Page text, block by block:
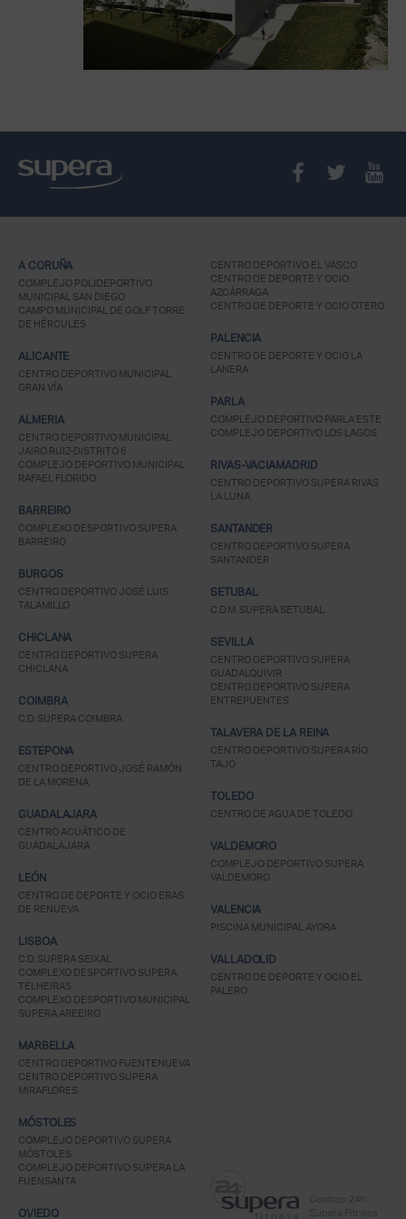
A CORUÑA
COMPLEJO POLIDEPORTIVO
MUNICIPAL SAN DIEGO
CAMPO MUNICIPAL DE GOLF TORRE
DE HÉRCULES
ALICANTE
CENTRO DEPORTIVO MUNICIPAL
GRAN VÍA
ALMERIA
CENTRO DEPORTIVO MUNICIPAL
JAIRO RUIZ-DISTRITO 6
COMPLEJO DEPORTIVO MUNICIPAL
RAFAEL FLORIDO
BARREIRO
COMPLEXO DESPORTIVO SUPERA
BARREIRO
BURGOS
CENTRO DEPORTIVO JOSÉ LUIS
TALAMILLO
CHICLANA
CENTRO DEPORTIVO SUPERA
CHICLANA
COIMBRA
C.D. SUPERA COIMBRA
ESTEPONA
CENTRO DEPORTIVO JOSÉ RAMÓN
DE LA MORENA
GUADALAJARA
CENTRO ACUÁTICO DE
GUADALAJARA
LEÓN
CENTRO DE DEPORTE Y OCIO ERAS
DE RENUEVA
LISBOA
C.D. SUPERA SEIXAL
COMPLEXO DESPORTIVO SUPERA
TELHEIRAS
COMPLEXO DESPORTIVO MUNICIPAL
SUPERA AREEIRO
MARBELLA
CENTRO DEPORTIVO FUENTENUEVA
CENTRO DEPORTIVO SUPERA
MIRAFLORES
MÓSTOLES
COMPLEJO DEPORTIVO SUPERA
MÓSTOLES
COMPLEJO DEPORTIVO SUPERA LA
FUENSANTA
OVIEDO
CENTRO DEPORTIVO EL VASCO
CENTRO DE DEPORTE Y OCIO
AZCÁRRAGA
CENTRO DE DEPORTE Y OCIO OTERO
PALENCIA
CENTRO DE DEPORTE Y OCIO LA
LANERA
PARLA
COMPLEJO DEPORTIVO PARLA ESTE
COMPLEJO DEPORTIVO LOS LAGOS
RIVAS-VACIAMADRID
CENTRO DEPORTIVO SUPERA RIVAS
LA LUNA
SANTANDER
CENTRO DEPORTIVO SUPERA
SANTANDER
SETUBAL
C.D.M. SUPERA SETUBAL
SEVILLA
CENTRO DEPORTIVO SUPERA
GUADALQUIVIR
CENTRO DEPORTIVO SUPERA
ENTREPUENTES
TALAVERA DE LA REINA
CENTRO DEPORTIVO SUPERA RÍO
TAJO
TOLEDO
CENTRO DE AGUA DE TOLEDO
VALDEMORO
COMPLEJO DEPORTIVO SUPERA
VALDEMORO
VALENCIA
PISCINA MUNICIPAL AYORA
VALLADOLID
CENTRO DE DEPORTE Y OCIO EL
PALERO